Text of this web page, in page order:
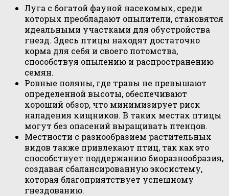
Луга с богатой фауной насекомых, среди
которых преобладают опылители, становятся
идеальными участками для обустройства
гнезд. Здесь птицы находят достаточно
корма для себя и своего потомства,
способствуя опылению и распространению
семян.
Ровные поляны, где травы не превышают
определенной высоты, обеспечивают
хороший обзор, что минимизирует риск
нападения хищников. В таких местах птицы
могут без опасений выращивать птенцов.
Местности с разнообразием растительных
видов также привлекают птиц, так как это
способствует поддержанию биоразнообразия,
создавая сбалансированную экосистему,
которая благоприятствует успешному
гнездованию.